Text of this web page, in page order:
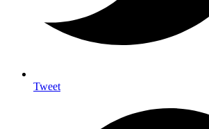
Tweet